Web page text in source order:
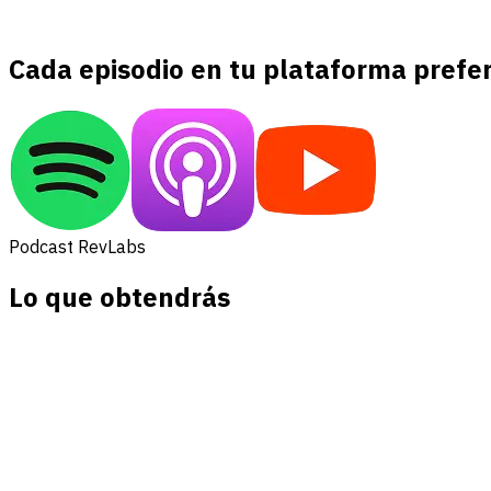
Cada episodio en tu plataforma
Podcast RevLabs
Lo que obtendrás